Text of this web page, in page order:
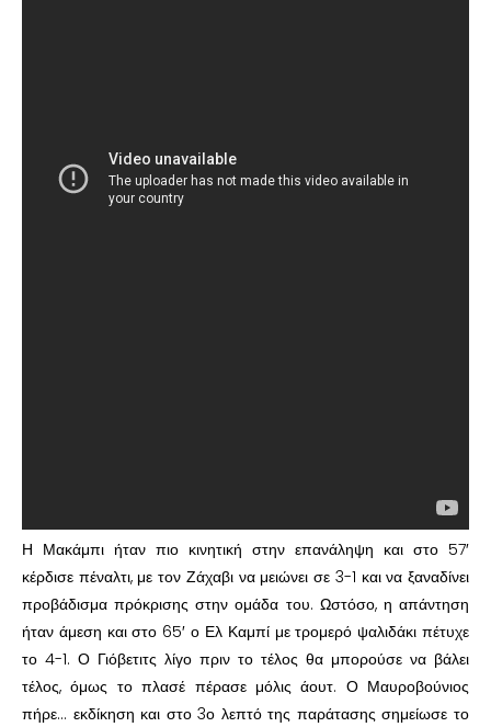
Η Μακάμπι ήταν πιο κινητική στην επανάληψη και στο 57′
κέρδισε πέναλτι, με τον Ζάχαβι να μειώνει σε 3-1 και να ξαναδίνει
προβάδισμα πρόκρισης στην ομάδα του. Ωστόσο, η απάντηση
ήταν άμεση και στο 65′ ο Ελ Καμπί με τρομερό ψαλιδάκι πέτυχε
το 4-1. Ο Γιόβετιτς λίγο πριν το τέλος θα μπορούσε να βάλει
τέλος, όμως το πλασέ πέρασε μόλις άουτ. Ο Μαυροβούνιος
πήρε… εκδίκηση και στο 3ο λεπτό της παράτασης σημείωσε το